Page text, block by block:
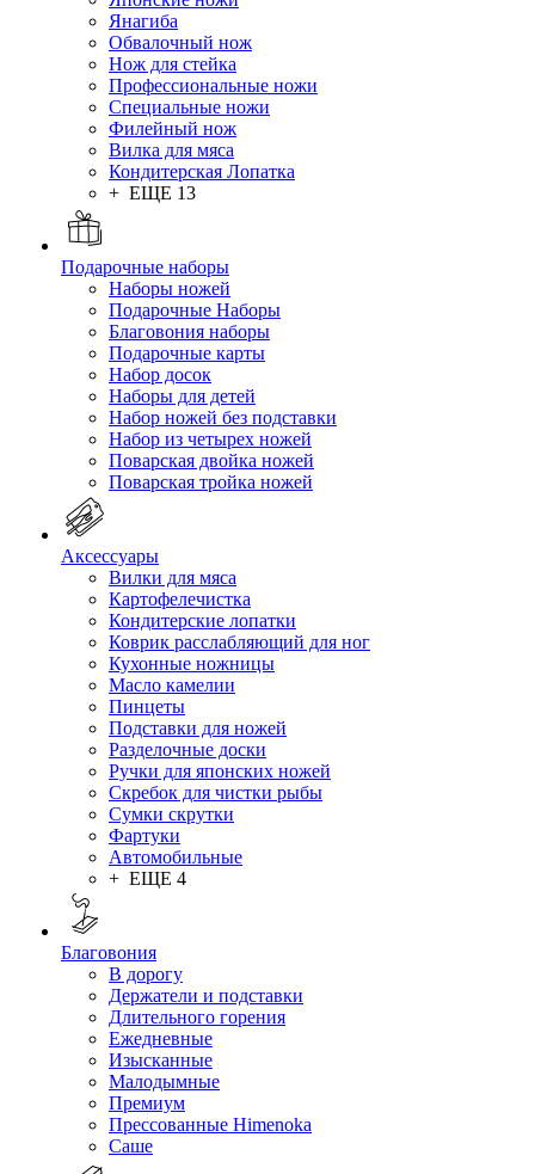
Янагиба
Обвалочный нож
Нож для стейка
Профессиональные ножи
Специальные ножи
Филейный нож
Вилка для мяса
Кондитерская Лопатка
+ ЕЩЕ 13
Подарочные наборы
Наборы ножей
Подарочные Наборы
Благовония наборы
Подарочные карты
Набор досок
Наборы для детей
Набор ножей без подставки
Набор из четырех ножей
Поварская двойка ножей
Поварская тройка ножей
Аксессуары
Вилки для мяса
Картофелечистка
Кондитерские лопатки
Коврик расслабляющий для ног
Кухонные ножницы
Масло камелии
Пинцеты
Подставки для ножей
Разделочные доски
Ручки для японских ножей
Скребок для чистки рыбы
Сумки скрутки
Фартуки
Автомобильные
+ ЕЩЕ 4
Благовония
В дорогу
Держатели и подставки
Длительного горения
Ежедневные
Изысканные
Малодымные
Премиум
Прессованные Himenoka
Саше